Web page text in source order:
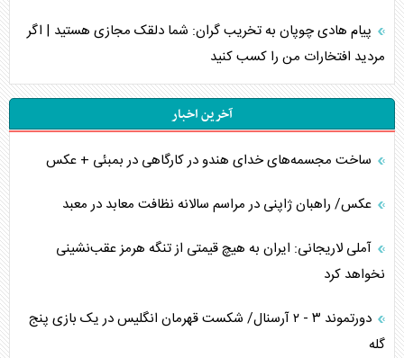
پیام هادی چوپان به تخریب گران: شما دلقک مجازی هستید | اگر
مردید افتخارات من را کسب کنید
آخرین اخبار
ساخت مجسمه‌های خدای هندو در کارگاهی در بمبئی + عکس
عکس/ راهبان ژاپنی در مراسم سالانه نظافت معابد در معبد
آملی لاریجانی: ایران به هیچ قیمتی از تنگه هرمز عقب‌نشینی
نخواهد کرد
دورتموند ۳ - ۲ آرسنال/ شکست قهرمان انگلیس در یک بازی پنج
گله